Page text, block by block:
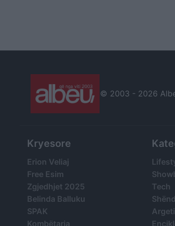
© 2003 - 2026
Kryesore
Erion Veliaj
Free Esim
Zgjedhjet 2025
Belinda Balluku
SPAK
Kombëtarja
Tech